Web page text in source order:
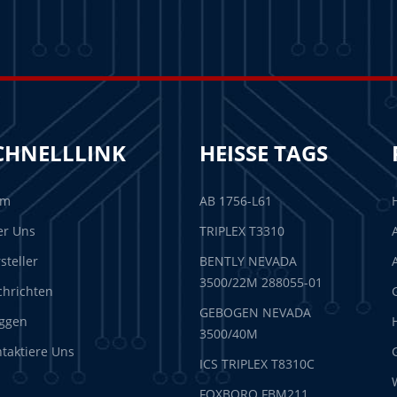
Uns
Uns
HEISSE TAGS
AB 1756-L61
TRIPLEX T3310
BENTLY NEVADA
3500/22M 288055-01
GEBOGEN NEVADA
3500/40M
ICS TRIPLEX T8310C